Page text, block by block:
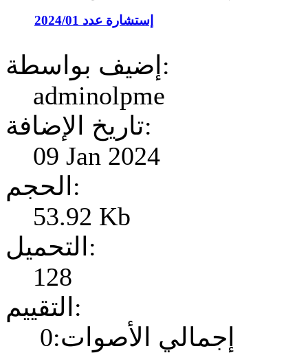
إستشارة عدد 2024/01
إضيف بواسطة:
adminolpme
تاريخ الإضافة:
09 Jan 2024
الحجم:
53.92 Kb
التحميل:
128
التقييم:
إجمالي الأصوات:0